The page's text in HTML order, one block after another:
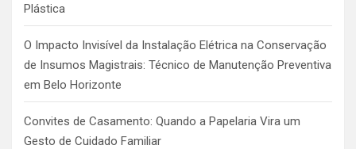
Plástica
O Impacto Invisível da Instalação Elétrica na Conservação
de Insumos Magistrais: Técnico de Manutenção Preventiva
em Belo Horizonte
Convites de Casamento: Quando a Papelaria Vira um
Gesto de Cuidado Familiar